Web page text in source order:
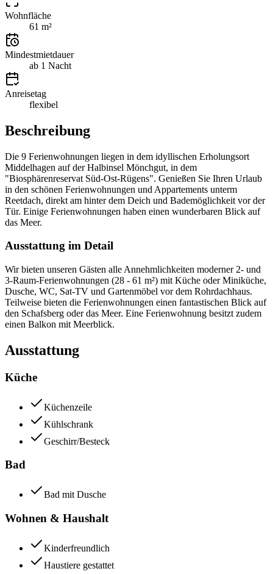
Wohnfläche
61 m²
Mindestmietdauer
ab 1 Nacht
Anreisetag
flexibel
Beschreibung
Die 9 Ferienwohnungen liegen in dem idyllischen Erholungsort
Middelhagen auf der Halbinsel Mönchgut, in dem
"Biosphärenreservat Süd-Ost-Rügens". Genießen Sie Ihren Urlaub
in den schönen Ferienwohnungen und Appartements unterm
Reetdach, direkt am hinter dem Deich und Bademöglichkeit vor der
Tür. Einige Ferienwohnungen haben einen wunderbaren Blick auf
das Meer.
Ausstattung im Detail
Wir bieten unseren Gästen alle Annehmlichkeiten moderner 2- und
3-Raum-Ferienwohnungen (28 - 61 m²) mit Küche oder Miniküche,
Dusche, WC, Sat-TV und Gartenmöbel vor dem Rohrdachhaus.
Teilweise bieten die Ferienwohnungen einen fantastischen Blick auf
den Schafsberg oder das Meer. Eine Ferienwohnung besitzt zudem
einen Balkon mit Meerblick.
Ausstattung
Küche
Küchenzeile
Kühlschrank
Geschirr/Besteck
Bad
Bad mit Dusche
Wohnen & Haushalt
Kinderfreundlich
Haustiere gestattet